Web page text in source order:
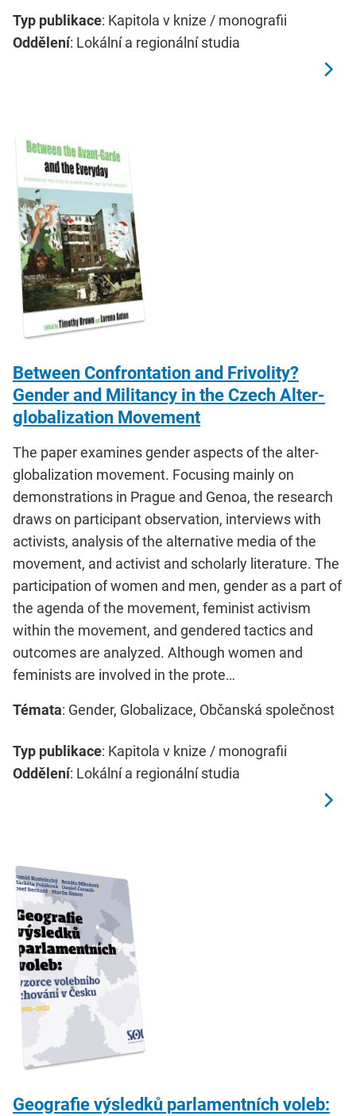
Typ publikace: Kapitola v knize / monografii
Oddělení: Lokální a regionální studia
Between Confrontation and Frivolity?
Gender and Militancy in the Czech Alter-
globalization Movement
The paper examines gender aspects of the alter-
globalization movement. Focusing mainly on
demonstrations in Prague and Genoa, the research
draws on participant observation, interviews with
activists, analysis of the alternative media of the
movement, and activist and scholarly literature. The
participation of women and men, gender as a part of
the agenda of the movement, feminist activism
within the movement, and gendered tactics and
outcomes are analyzed. Although women and
feminists are involved in the prote…
Témata: Gender, Globalizace, Občanská společnost
Typ publikace: Kapitola v knize / monografii
Oddělení: Lokální a regionální studia
Geografie výsledků parlamentních voleb: